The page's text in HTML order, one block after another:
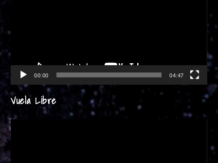
00:00 04:47
Vuela Libre
Reproductor
de